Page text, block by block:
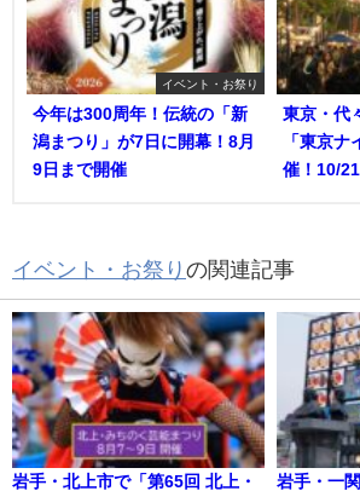
イベント・お祭り
今年は300周年！伝統の「新
潟まつり」が7日に開幕！8月
9日まで開催
東京・代
「東京ナ
催！10/
イベント・お祭り の関連記事
岩手・北上市で「第65回 北上・
岩手・一